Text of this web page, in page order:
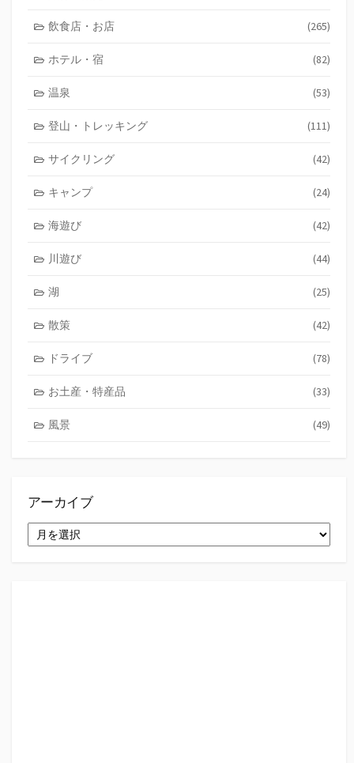
飲食店・お店 (265)
ホテル・宿 (82)
温泉 (53)
登山・トレッキング (111)
サイクリング (42)
キャンプ (24)
海遊び (42)
川遊び (44)
湖 (25)
散策 (42)
ドライブ (78)
お土産・特産品 (33)
風景 (49)
アーカイブ
ー